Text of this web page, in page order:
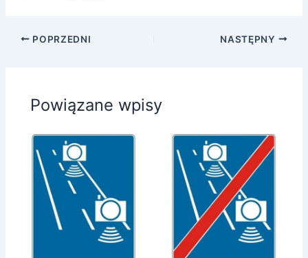
POPRZEDNI NASTĘPNY
Powiązane wpisy